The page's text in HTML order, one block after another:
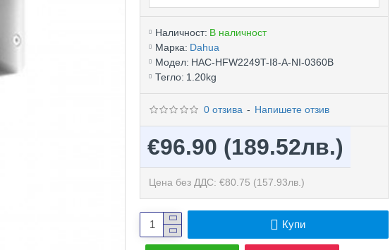
Наличност: В наличност
Марка: Dahua
Модел: HAC-HFW2249T-I8-A-NI-0360B
Тегло: 1.20kg
0 отзива - Напишете отзив
€96.90 (189.52лв.)
Цена без ДДС: €80.75 (157.93лв.)
Купи